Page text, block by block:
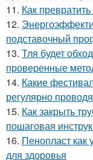
11. Как
12.
подставочный
13. Тля будет
проверенные
14. Какие
регулярно
15. Как закрыть
пошаговая
16. Пенопласт как
для здоровья